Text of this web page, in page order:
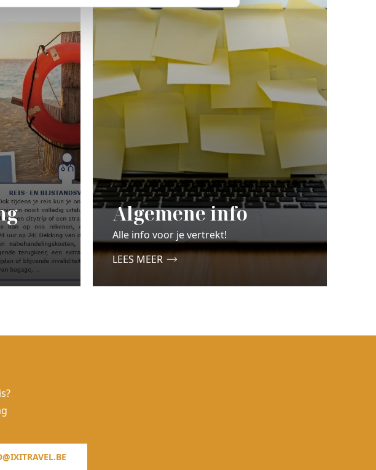
Algemene info
Alle info voor je vertrekt!
LEES MEER